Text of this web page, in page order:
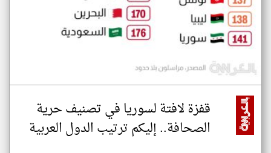
قفزة لافتة لسوريا في تصنيف حرية
الصحافة.. إليكم ترتيب الدول العربية